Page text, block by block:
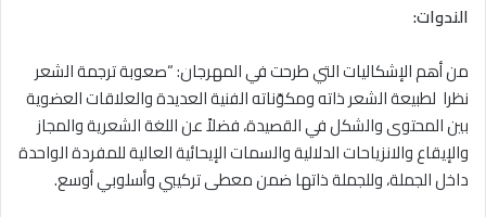
الندوات:
من أهم الإشكاليات التي طرحت في المهرجان: “صعوبة ترجمة الشعر
نظرا لطبيعة الشعر ذاته ومكوّناته الفنية العديدة والعلاقات العضوية
بين المحتوى والشكل في القصيدة، فضلاً عن اللغة الشعرية والمجاز
والإيقاع والانزياحات الدلالية والسمات الإيحائية العالية للمفردة الواحدة
داخل الجملة، وللجملة ذاتها ضمن معطى تركيبي وأسلوبي أوسع.